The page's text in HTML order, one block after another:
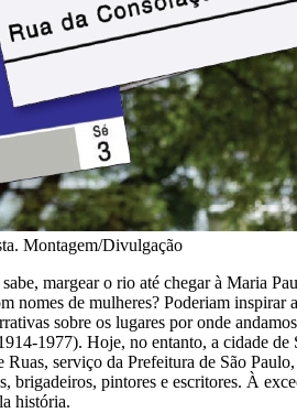
Montagem/Divulgação
margear o rio até chegar à Maria
nomes de mulheres? Poderiam inspirar
sobre os lugares por onde
1977). Hoje, no entanto, a cidade
serviço da Prefeitura de São
brigadeiros, pintores e escritores. À
história.